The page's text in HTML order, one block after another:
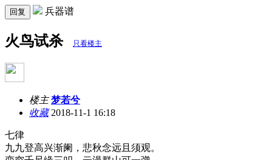
回复 兵器谱
火鸟试杀 只看楼主
楼主 梦若兮
收藏2018-11-1 16:18
七律
九九登高兴渐阑，悲秋念远且须观。